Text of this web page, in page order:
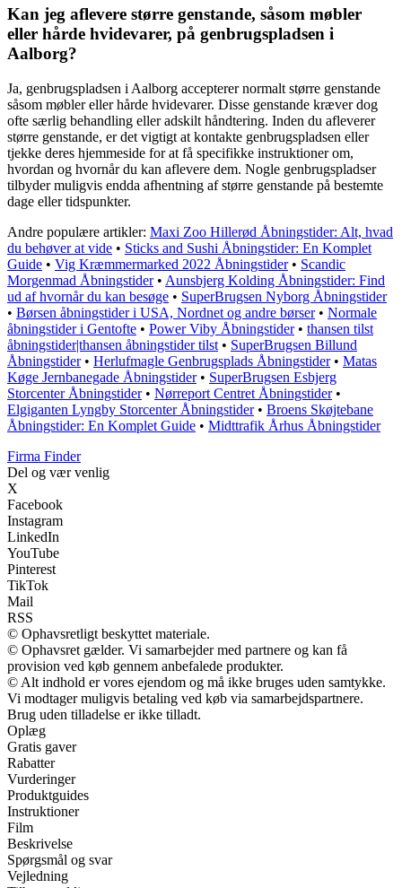
Kan jeg aflevere større genstande, såsom møbler
eller hårde hvidevarer, på genbrugspladsen i
Aalborg?
Ja, genbrugspladsen i Aalborg accepterer normalt større genstande
såsom møbler eller hårde hvidevarer. Disse genstande kræver dog
ofte særlig behandling eller adskilt håndtering. Inden du afleverer
større genstande, er det vigtigt at kontakte genbrugspladsen eller
tjekke deres hjemmeside for at få specifikke instruktioner om,
hvordan og hvornår du kan aflevere dem. Nogle genbrugspladser
tilbyder muligvis endda afhentning af større genstande på bestemte
dage eller tidspunkter.
Andre populære artikler: Maxi Zoo Hillerød Åbningstider: Alt, hvad
du behøver at vide • Sticks and Sushi Åbningstider: En Komplet
Guide • Vig Kræmmermarked 2022 Åbningstider• Scandic
Morgenmad Åbningstider• Aunsbjerg Kolding Åbningstider: Find
ud af hvornår du kan besøge • SuperBrugsen Nyborg Åbningstider
• Børsen åbningstider i USA, Nordnet og andre børser• Normale
åbningstider i Gentofte • Power Viby Åbningstider• thansen tilst
åbningstider|thansen åbningstider tilst • SuperBrugsen Billund
Åbningstider• Herlufmagle Genbrugsplads Åbningstider• Matas
Køge Jernbanegade Åbningstider• SuperBrugsen Esbjerg
Storcenter Åbningstider• Nørreport Centret Åbningstider•
Elgiganten Lyngby Storcenter Åbningstider• Broens Skøjtebane
Åbningstider: En Komplet Guide • Midttrafik Århus Åbningstider
Firma Finder
Del og vær venlig
X
Facebook
Instagram
LinkedIn
YouTube
Pinterest
TikTok
Mail
RSS
© Ophavsretligt beskyttet materiale.
© Ophavsret gælder. Vi samarbejder med partnere og kan få
provision ved køb gennem anbefalede produkter.
© Alt indhold er vores ejendom og må ikke bruges uden samtykke.
Vi modtager muligvis betaling ved køb via samarbejdspartnere.
Brug uden tilladelse er ikke tilladt.
Oplæg
Gratis gaver
Rabatter
Vurderinger
Produktguides
Instruktioner
Film
Beskrivelse
Spørgsmål og svar
Vejledning